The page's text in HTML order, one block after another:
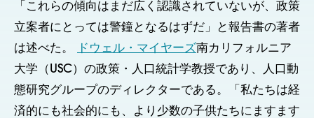
「これらの傾向はまだ広く認識されていないが、政策
立案者にとっては警鐘となるはずだ」と報告書の著者
は述べた。
ドウェル・マイヤーズ南カリフォルニア
大学（USC）の政策・人口統計学教授であり、人口動
態研究グループのディレクターである。「私たちは経
済的にも社会的にも、より少数の子供たちにますます